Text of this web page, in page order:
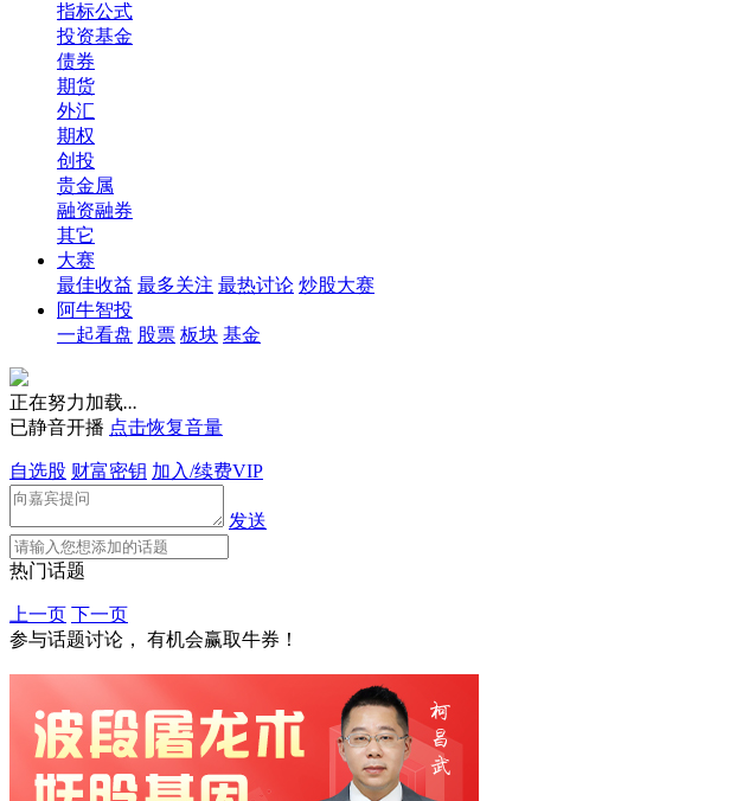
指标公式
投资基金
债券
期货
外汇
期权
创投
贵金属
融资融券
其它
大赛
最佳收益 最多关注 最热讨论 炒股大赛
阿牛智投
一起看盘 股票 板块 基金
正在努力加载...
已静音开播 点击恢复音量
自选股 财富密钥 加入/续费VIP
发送
热门话题
上一页 下一页
参与话题讨论， 有机会赢取牛券！